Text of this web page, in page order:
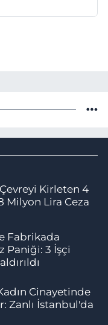
Kirleten 4
Milyon Lira Ceza
Fabrikada
Paniği: 3 İşçi
Cinayetinde
Zanlı İstanbul'da